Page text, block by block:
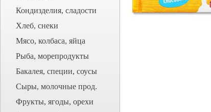
Кондизделия, сладости
Хлеб, снеки
Мясо, колбаса, яйца
Рыба, морепродукты
Бакалея, специи, соусы
Сыры, молочные прод.
Фрукты, ягоды, орехи